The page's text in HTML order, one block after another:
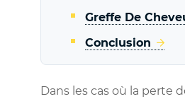
Greffe De
Conclusion
Dans les cas où la perte